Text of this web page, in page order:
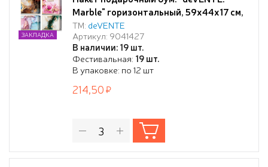
Marble" горизонтальный, 59x44x17 см,
бумага 210 г/м², ассорти 4 дизайна
ТМ: deVENTE
Артикул: 9041427
В наличии: 19 шт.
Фестивальная: 19 шт.
В упаковке: по 12 шт
ЗАКЛАДКА
214,50